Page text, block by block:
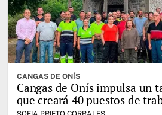
CANGAS DE ONÍS
Cangas de Onís impulsa un
que creará 40 puestos de